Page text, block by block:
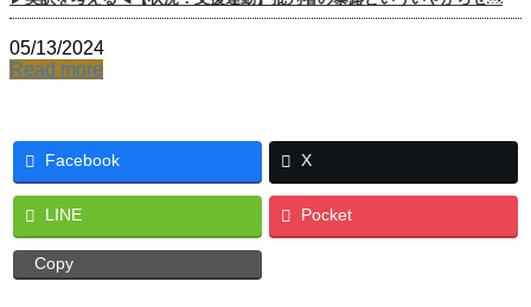
05/13/2024
Read more
Facebook X
LINE Pocket
Copy